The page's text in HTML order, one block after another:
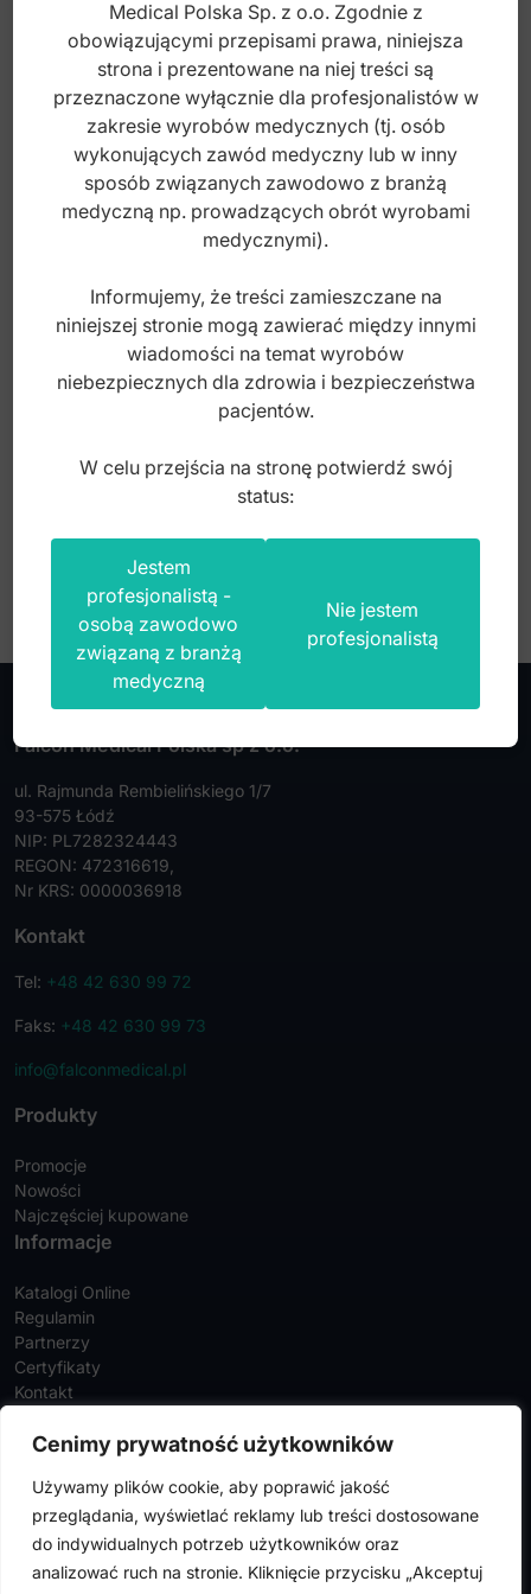
Cenimy prywatność użytkowników
Używamy plików cookie, aby poprawić jakość
przeglądania, wyświetlać reklamy lub treści dostosowane
do indywidualnych potrzeb użytkowników oraz
analizować ruch na stronie. Kliknięcie przycisku „Akceptuj
Nożyczki preparacyjne
Nożyczki preparacyjne i sekcyjne
Nożyczki tytanowe
Super-Cut Nożyczki delikatne
Super-Cut Nożyczki operacyjne
Nożyczki Universal do cięcia drutu 120mm
Index: BS.907.120
Falcon Medical Polska sp z o.o.
ul. Rajmunda Rembielińskiego 1/7
93-575 Łódź
NIP: PL7282324443
REGON: 472316619,
Nr KRS: 0000036918
Kontakt
Tel: +48 42 630 99 72
Faks: +48 42 630 99 73
info@falconmedical.pl
Produkty
Promocje
Nowości
Najczęściej kupowane
Informacje
Katalogi Online
Regulamin
Partnerzy
Certyfikaty
Kontakt
Zamówienia
Adresy
Medical Polska Sp. z o.o. Zgodnie z
obowiązującymi przepisami prawa, niniejsza
strona i prezentowane na niej treści są
przeznaczone wyłącznie dla profesjonalistów w
zakresie wyrobów medycznych (tj. osób
wykonujących zawód medyczny lub w inny
sposób związanych zawodowo z branżą
medyczną np. prowadzących obrót wyrobami
medycznymi).
Informujemy, że treści zamieszczane na
niniejszej stronie mogą zawierać między innymi
wiadomości na temat wyrobów
niebezpiecznych dla zdrowia i bezpieczeństwa
pacjentów.
W celu przejścia na stronę potwierdź swój
status:
Jestem
profesjonalistą -
osobą zawodowo
związaną z branżą
medyczną
Nie jestem
profesjonalistą